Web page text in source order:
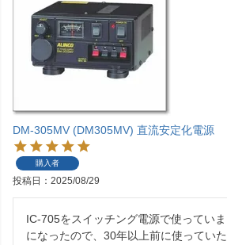
DM-305MV (DM305MV) 直流安定化電源
購入者
投稿日 2025/08/29
IC-705をスイッチング電源で使ってい
になったので、30年以上前に使ってい